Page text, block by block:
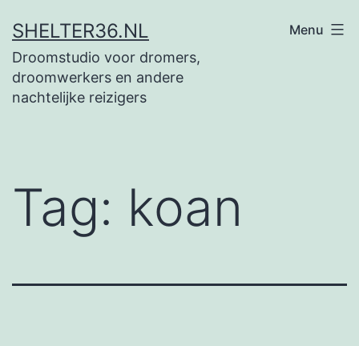
naar
de
inhoud
SHELTER36.NL
Droomstudio voor dromers,
droomwerkers en andere
nachtelijke reizigers
Menu
Tag: koan